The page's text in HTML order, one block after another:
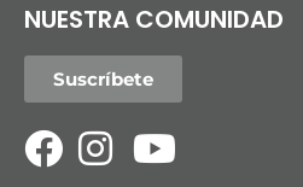
NUESTRA COMUNIDAD
Suscríbete